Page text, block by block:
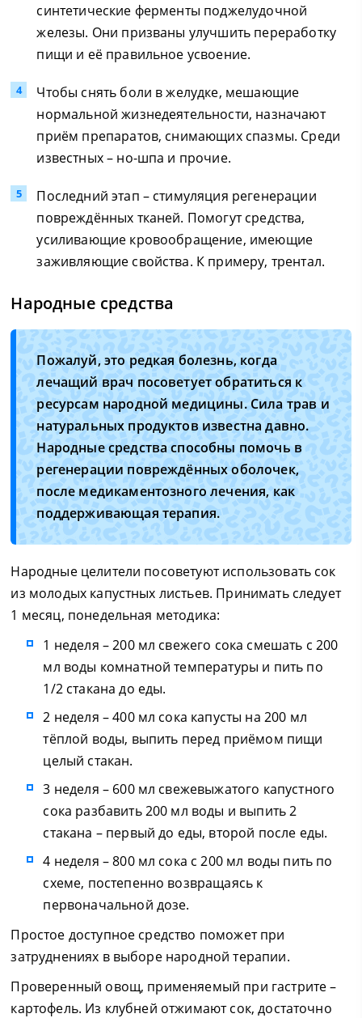
синтетические ферменты поджелудочной
железы. Они призваны улучшить переработку
пищи и её правильное усвоение.
Чтобы снять боли в желудке, мешающие
нормальной жизнедеятельности, назначают
приём препаратов, снимающих спазмы. Среди
известных – но-шпа и прочие.
Последний этап – стимуляция регенерации
повреждённых тканей. Помогут средства,
усиливающие кровообращение, имеющие
заживляющие свойства. К примеру, трентал.
Народные средства
Пожалуй, это редкая болезнь, когда
лечащий врач посоветует обратиться к
ресурсам народной медицины. Сила трав и
натуральных продуктов известна давно.
Народные средства способны помочь в
регенерации повреждённых оболочек,
после медикаментозного лечения, как
поддерживающая терапия.
Народные целители посоветуют использовать сок
из молодых капустных листьев. Принимать следует
1 месяц, понедельная методика:
1 неделя – 200 мл свежего сока смешать с 200
мл воды комнатной температуры и пить по
1/2 стакана до еды.
2 неделя – 400 мл сока капусты на 200 мл
тёплой воды, выпить перед приёмом пищи
целый стакан.
3 неделя – 600 мл свежевыжатого капустного
сока разбавить 200 мл воды и выпить 2
стакана – первый до еды, второй после еды.
4 неделя – 800 мл сока с 200 мл воды пить по
схеме, постепенно возвращаясь к
первоначальной дозе.
Простое доступное средство поможет при
затруднениях в выборе народной терапии.
Проверенный овощ, применяемый при гастрите –
картофель. Из клубней отжимают сок, достаточно